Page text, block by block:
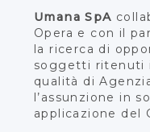
Umana SpA
Opera e con il
la ricerca di
soggetti ritenuti
qualità di
l’assunzione in
applicazione del